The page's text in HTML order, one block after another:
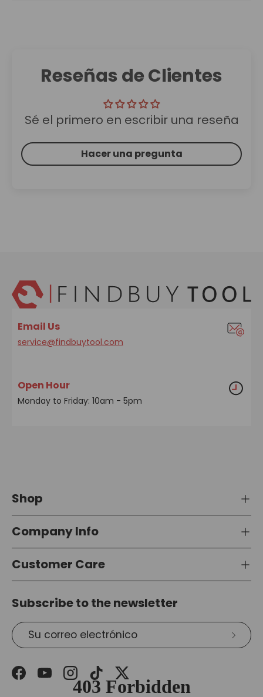
Reseñas de Clientes
Sé el primero en escribir una reseña
Hacer una pregunta
Email Us
service@findbuytool.com
Open Hour
Monday to Friday: 10am - 5pm
Shop
Company Info
Customer Care
Subscribe to the newsletter
Correo electrónico
Facebook
YouTubeInstagram
TikTokTwitter